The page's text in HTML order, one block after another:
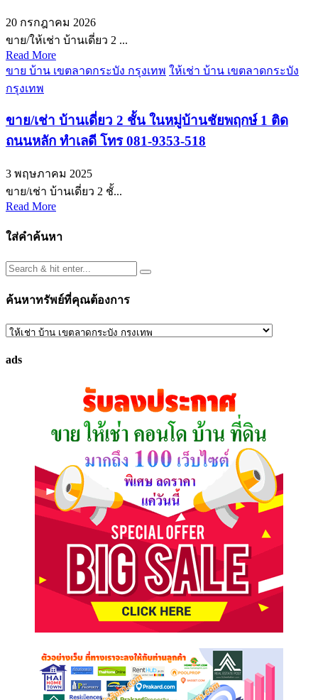
20 กรกฎาคม 2026
ขาย/ให้เช่า บ้านเดี่ยว 2 ...
Read More
ขาย บ้าน เขตลาดกระบัง กรุงเทพ ให้เช่า บ้าน เขตลาดกระบัง
กรุงเทพ
ขาย/เช่า บ้านเดี่ยว 2 ชั้น ในหมู่บ้านชัยพฤกษ์ 1 ติด
ถนนหลัก ทำเลดี โทร 081-9353-518
3 พฤษภาคม 2025
ขาย/เช่า บ้านเดี่ยว 2 ชั้...
Read More
ใส่คำค้นหา
ค้นหาทรัพย์ที่คุณต้องการ
ค้นหา
ที่
ads